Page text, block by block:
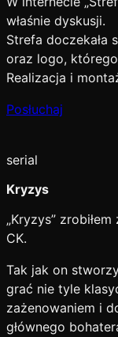
właśnie dyskusji.
Strefa doczekała
oraz logo,
Realizacja i
Posłuchaj
serial
Kryzys
„Kryzys”
CK.
Tak jak on
grać nie tyle
zażenowaniem i
głównego